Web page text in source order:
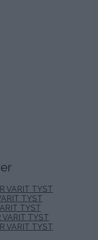
VARIT TYST
TYST
TYST
VARIT TYST
VARIT TYST